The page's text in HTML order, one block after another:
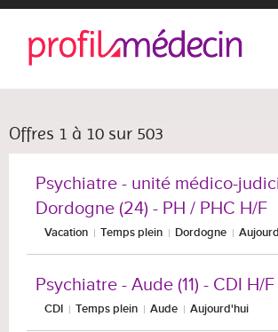
Offres 1 à 10 sur 503
Psychiatre - unité médico-
Dordogne (24) - PH / PHC H/F
Vacation Temps plein Dordogne
Psychiatre - Aude (11) - CDI H/F
CDI Temps plein Aude Aujourd'hui